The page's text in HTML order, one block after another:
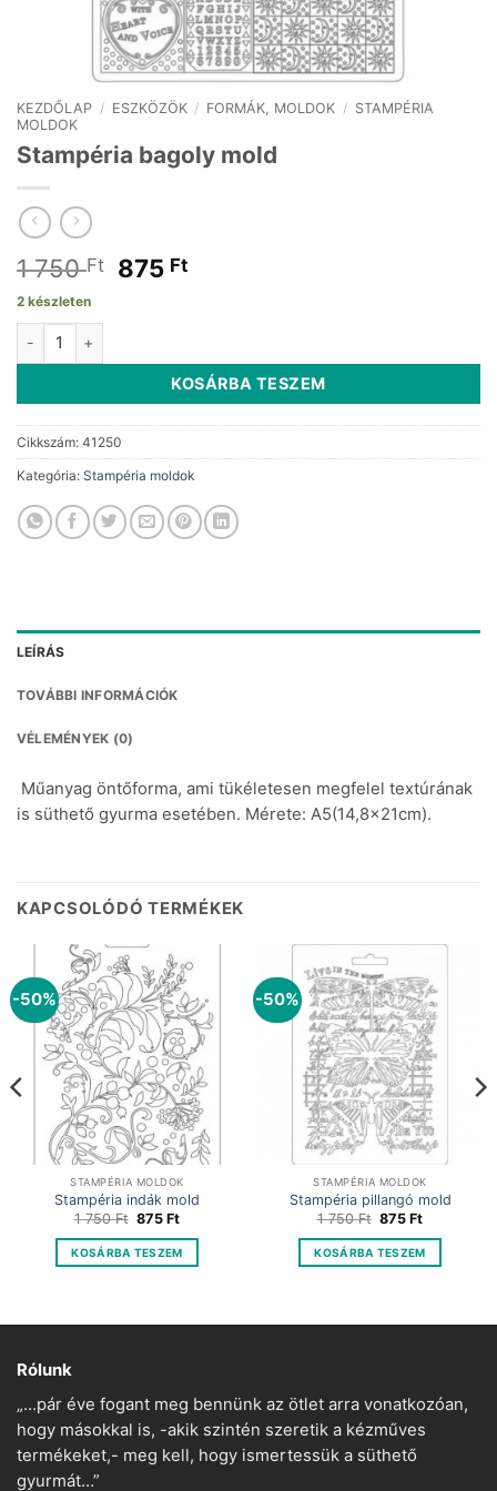
KEZDŐLAP / ESZKÖZÖK / FORMÁK, MOLDOK / STAMPÉRIA
MOLDOK
Stampéria bagoly mold
1 750Ft
Original
750 Ft.
875 FtCurrent
2 készleten
Stampéria bagoly mold mennyiség
KOSÁRBA TESZEM
Cikkszám: 41250
Kategória: Stampéria moldok
LEÍRÁS
TOVÁBBI INFORMÁCIÓK
VÉLEMÉNYEK (0)
Műanyag öntőforma, ami tükéletesen megfelel textúrának
is süthető gyurma esetében. Mérete: A5(14,8x21cm).
KAPCSOLÓDÓ TERMÉKEK
-50%
STAMPÉRIA MOLDOK
Stampéria indák mold
1 750Ft Original
was:
1
750 Ft.
875FtCurrent
is:
875 Ft.
KOSÁRBA TESZEM
-50%
STAMPÉRIA MOLDOK
Stampéria pillangó mold
1 750Ft Original
was:
1
750 Ft.
875FtCurrent
is:
875 Ft.
KOSÁRBA TESZEM
Rólunk
„…pár éve fogant meg bennünk az ötlet arra vonatkozóan,
hogy másokkal is, -akik szintén szeretik a kézműves
termékeket,- meg kell, hogy ismertessük a süthető
gyurmát…”